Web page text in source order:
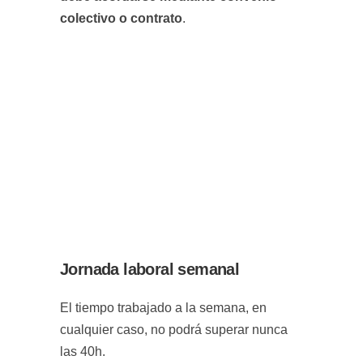
colectivo o contrato.
Jornada laboral semanal
El tiempo trabajado a la semana, en
cualquier caso, no podrá superar nunca
las 40h.